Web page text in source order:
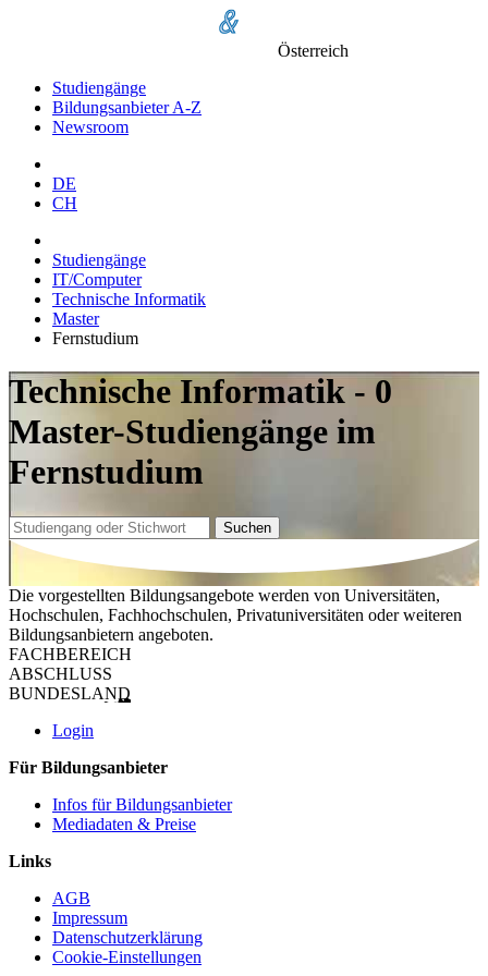
Österreich
Studiengänge
Bildungsanbieter A-Z
Newsroom
DE
CH
Studiengänge
IT/Computer
Technische Informatik
Master
Fernstudium
Technische Informatik - 0
Master-Studiengänge im
Fernstudium
Suchen
Die vorgestellten Bildungsangebote werden von Universitäten,
Hochschulen, Fachhochschulen, Privatuniversitäten oder weiteren
Bildungsanbietern angeboten.
FACHBEREICH
ABSCHLUSS
BUNDESLAND
Login
Für Bildungsanbieter
Infos für Bildungsanbieter
Mediadaten & Preise
Links
AGB
Impressum
Datenschutzerklärung
Cookie-Einstellungen